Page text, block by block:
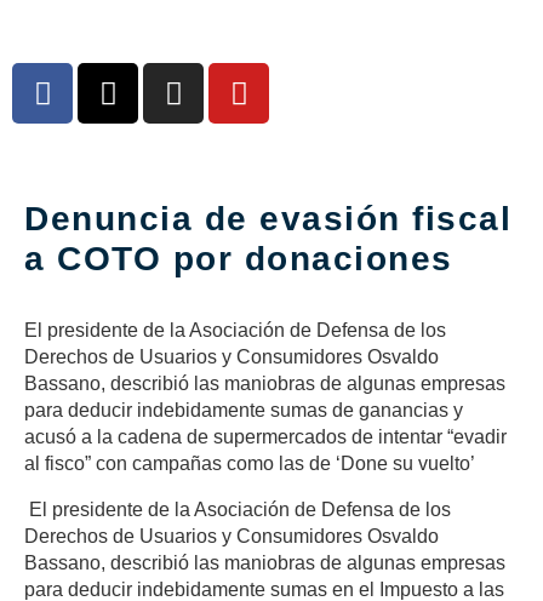
Denuncia de evasión fiscal
a COTO por donaciones
El presidente de la Asociación de Defensa de los
Derechos de Usuarios y Consumidores Osvaldo
Bassano, describió las maniobras de algunas empresas
para deducir indebidamente sumas de ganancias y
acusó a la cadena de supermercados de intentar “evadir
al fisco” con campañas como las de ‘Done su vuelto’
El presidente de la Asociación de Defensa de los
Derechos de Usuarios y Consumidores Osvaldo
Bassano, describió las maniobras de algunas empresas
para deducir indebidamente sumas en el Impuesto a las